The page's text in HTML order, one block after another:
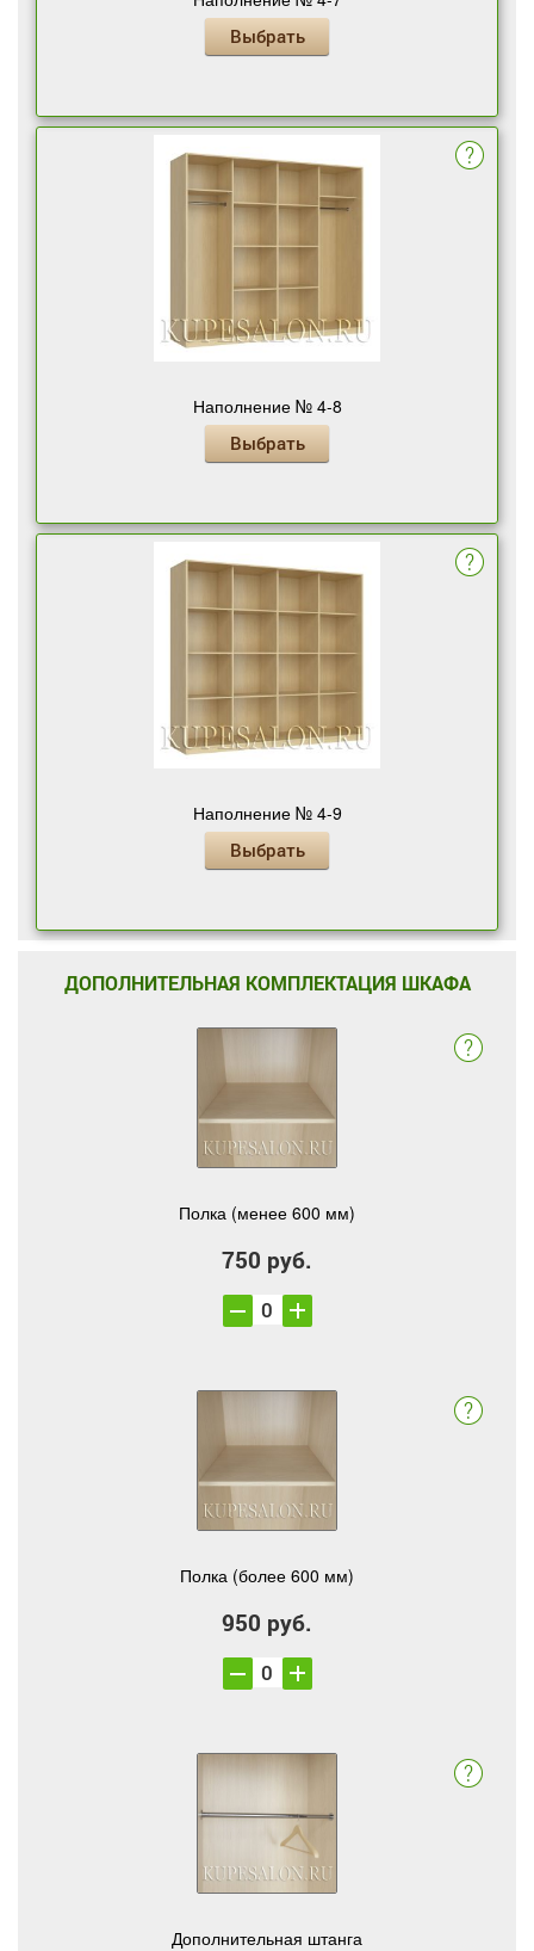
Выбрать
Наполнение № 4-8
Выбрать
Наполнение № 4-9
Выбрать
ДОПОЛНИТЕЛЬНАЯ КОМПЛЕКТАЦИЯ ШКАФА
Полка (менее 600 мм)
750 руб.
Полка (более 600 мм)
950 руб.
Дополнительная штанга